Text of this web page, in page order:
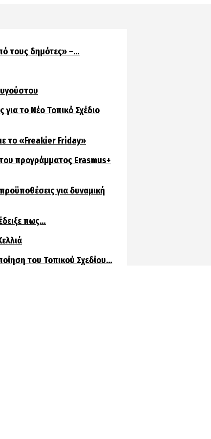
τους δημότες» –…
το Νέο Τοπικό Σχέδιο
το «Freakier Friday»
προγράμματος Erasmus+
για δυναμική
πως…
του Τοπικού Σχεδίου…